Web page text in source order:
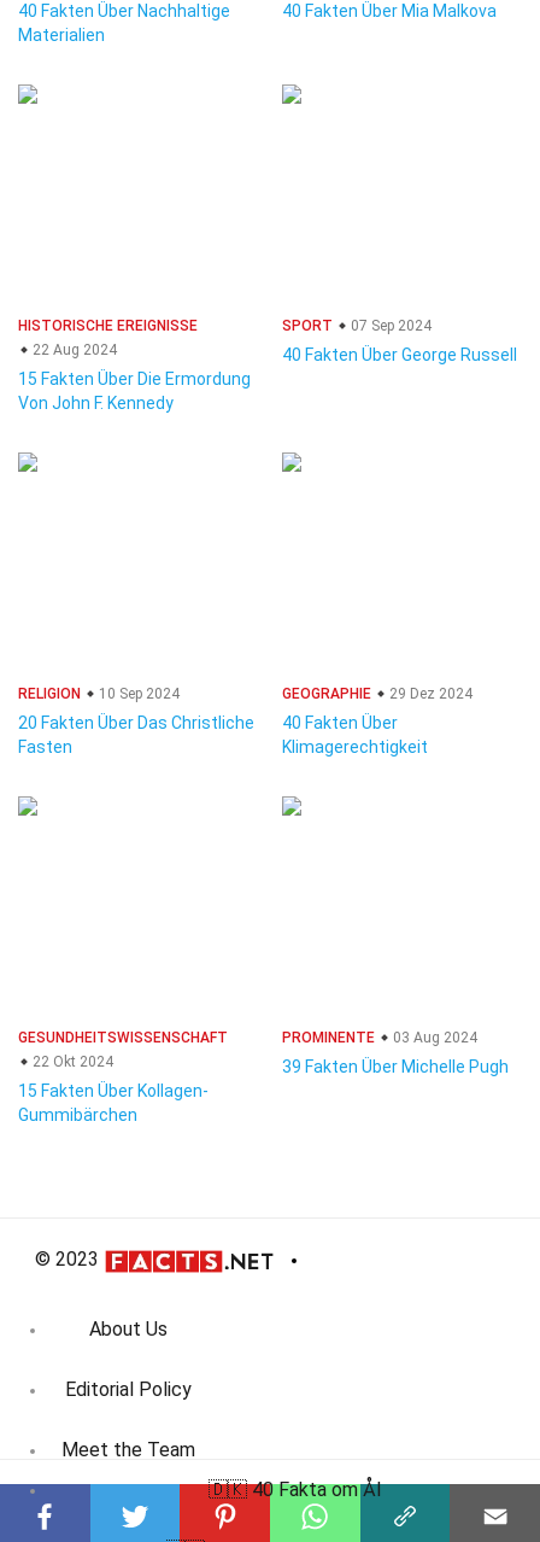
40 Fakten Über Nachhaltige
Materialien
40 Fakten Über Mia Malkova
HISTORISCHE EREIGNISSE
22 Aug 2024
15 Fakten Über Die Ermordung
Von John F. Kennedy
SPORT 07 Sep 2024
40 Fakten Über George Russell
RELIGION 10 Sep 2024
20 Fakten Über Das Christliche
Fasten
GEOGRAPHIE 29 Dez 2024
40 Fakten Über
Klimagerechtigkeit
GESUNDHEITSWISSENSCHAFT
22 Okt 2024
15 Fakten Über Kollagen-
Gummibärchen
PROMINENTE 03 Aug 2024
39 Fakten Über Michelle Pugh
© 2023
About Us
Editorial Policy
Meet the Team
Product Review
🇩🇰 40 Fakta om Ål